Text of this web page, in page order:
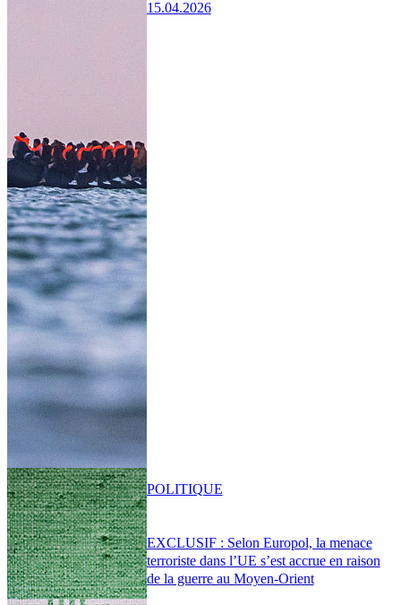
15.04.2026
EXCLUSIF : Selon Europol, la menace
terroriste dans l’UE s’est accrue en raison
de la guerre au Moyen-Orient
POLITIQUE